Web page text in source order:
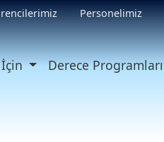
Personelimiz
İçin Derece Programları